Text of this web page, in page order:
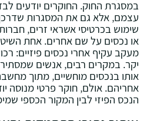
במסגרת החוק. החוקרים יודעים
עצמם‚ אלא גם את המסגרות
שימוש בכרטיסי אשראי זרים‚
או נכסים על שם אחרים. אחת
מעקב עקיף אחרי נכסים פיזיים:
יקר. במקרים רבים‚ אנשים
אותו בנכסים מוחשיים‚ מתוך
אחריהם. אולם‚ חוקר פרטי מנוסה
הנכס הפיזי לבין המקור הכספי